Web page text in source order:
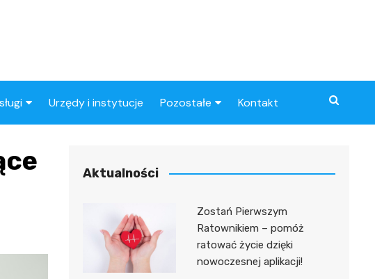
benzynowe
Urzędy i instytucje Pozostałe Kontakt
Aktualności
Zostań Pierwszym
Ratownikiem – pomóż
ratować życie dzięki
nowoczesnej aplikacji!